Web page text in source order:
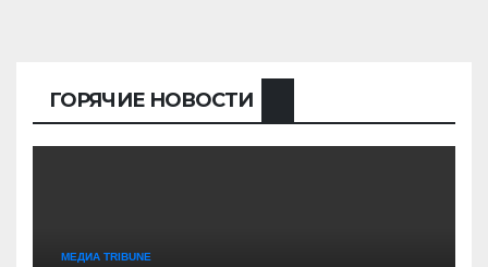
ГОРЯЧИЕ НОВОСТИ
МЕДИА TRIBUNE